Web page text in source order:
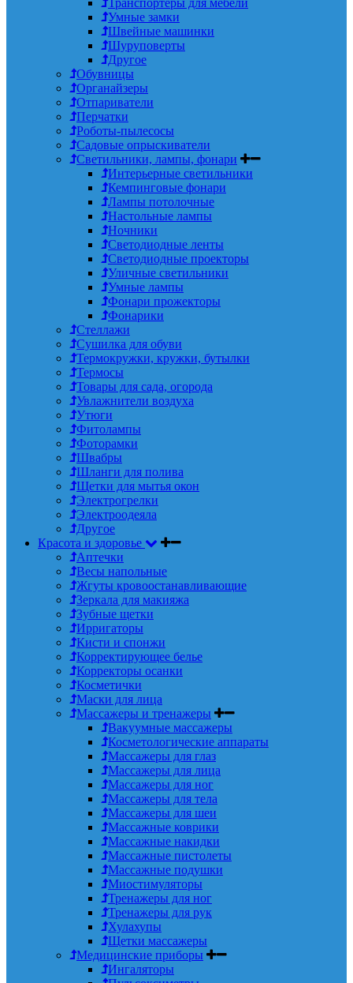
Умные замки
Швейные машинки
Шуруповерты
Другое
Обувницы
Органайзеры
Отпариватели
Перчатки
Роботы-пылесосы
Садовые опрыскиватели
Светильники, лампы, фонари
Интерьерные светильники
Кемпинговые фонари
Лампы потолочные
Настольные лампы
Ночники
Светодиодные ленты
Светодиодные проекторы
Уличные светильники
Умные лампы
Фонари прожекторы
Фонарики
Стеллажи
Сушилка для обуви
Термокружки, кружки, бутылки
Термосы
Товары для сада, огорода
Увлажнители воздуха
Утюги
Фитолампы
Фоторамки
Швабры
Шланги для полива
Щетки для мытья окон
Электрогрелки
Электроодеяла
Другое
Красота и здоровье
Аптечки
Весы напольные
Жгуты кровоостанавливающие
Зеркала для макияжа
Зубные щетки
Ирригаторы
Кисти и спонжи
Корректирующее белье
Корректоры осанки
Косметички
Маски для лица
Массажеры и тренажеры
Вакуумные массажеры
Косметологические аппараты
Массажеры для глаз
Массажеры для лица
Массажеры для ног
Массажеры для тела
Массажеры для шеи
Массажные коврики
Массажные накидки
Массажные пистолеты
Массажные подушки
Миостимуляторы
Тренажеры для ног
Тренажеры для рук
Хулахупы
Щетки массажеры
Медицинские приборы
Ингаляторы